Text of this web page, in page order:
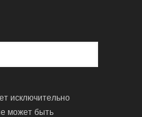
исключительно
может быть